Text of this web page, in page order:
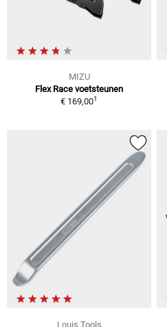
MIZU
Flex Race voetsteunen
€ 169,001
Louis Tools